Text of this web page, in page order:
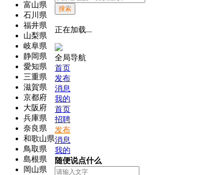
富山県
石川県
福井県
山梨県
岐阜県
静岡県
愛知県
三重県
滋賀県
京都府
大阪府
兵庫県
奈良県
和歌山県
鳥取県
島根県
岡山県
搜索
正在加载...
全局导航
首页
发布
消息
我的
首页
招聘
发布
消息
我的
随便说点什么